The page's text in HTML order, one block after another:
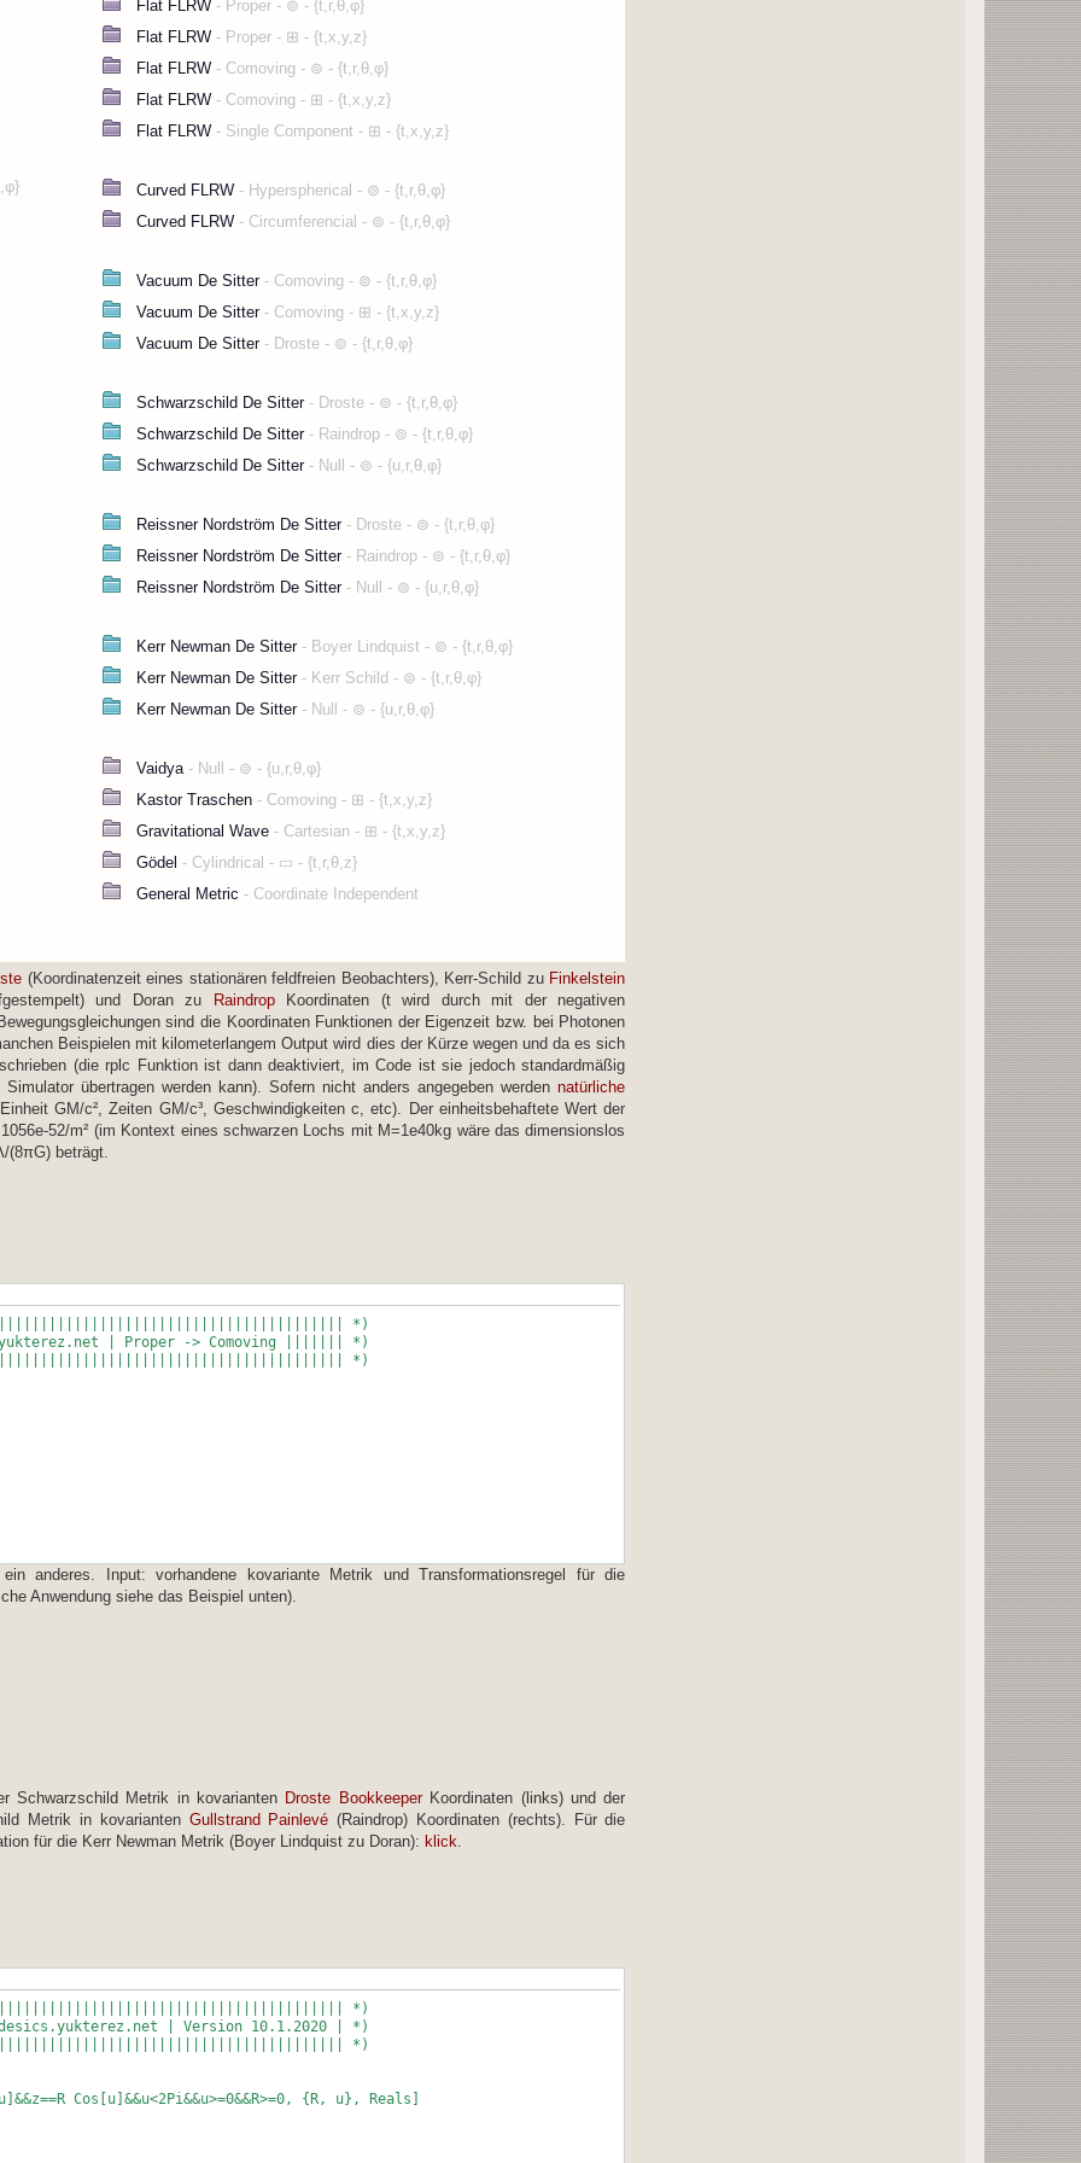
k]], x[[s]]]), {s, 1, n}]],
i] -> chr[[i, j, k]]}],
Tensor"
+
1, n}];
<> ToString[l], i] -> rmn[[i, j, k, l]]}],
Tensor *)
{j, 1, n}],
Tensor *)
1, n}];
n}]],
{j, 1, n}]]; "Ř"->Ř
-> weyl1[[i, j, k, l]]}],
j, k, l]],
l]], 0],
<> ToString[l]) -> weyl2[[i, j, k, l]]}],
ToString[l], ToString[i]] ->
Tensor"
{l, 1, n}];
1, n}]],
{j, 1, n}]]; "Ŵ"->Ŵ
Tensor"
n}]],
Tensor"
*) )c^4/8/π/G];
n}]],
von X,Y,Z"
a^2 Z^2]]/Sqrt[2]]; "r"->r
Vektorpotential"
a Z)/(r^2+a^2),Z/r};
Tensor"
x[[j]]]))], {j, 1, n}, {k, 1, n}];
k]], x[[s]]]), {s, 1, n}]],
i] -> chr[[i, j, k]]}],
Tensor"
+
1, n}];
<> ToString[l], i] -> rmn[[i, j, k, l]]}],
Tensor *)
{j, 1, n}],
Tensor *)
k]] it[[p, l]] rcv[[i, j, k, l]],
1, n}];
1, n}]],
{j, 1, n}]]; "Ř"->Ř
Skalar"
j, k, l]],
0],
-> weyl1[[i, j, k, l]]}],
j, k, l]],
0],
<> ToString[l]) -> weyl2[[i, j, k, l]]}],
l]], 0],
<> ToString[l], ToString[i]] ->
Tensor"
1, n}];
1, n}]],
(Koordinatenzeit eines stationären feldfreien Beobachters), Kerr-Schild zu Finkelstein
und Doran zu RaindropKoordinaten (t wird durch mit der negativen
sind die Koordinaten Funktionen der Eigenzeit bzw. bei Photonen
Beispielen mit kilometerlangem Output wird dies der Kürze wegen und da es sich
(die rplc Funktion ist dann deaktiviert, im Code ist sie jedoch standardmäßig
übertragen werden kann). Sofern nicht anders angegeben werdennatürliche
GM/c², Zeiten GM/c³, Geschwindigkeiten c, etc). Der einheitsbehaftete Wert der
52/m² (im Kontext eines schwarzen Lochs mit M=1e40kg wäre das dimensionslos
(8πG) beträgt.
*)
| Proper -> Comoving ||||||| *)
*)
d2[[j]]] m1[[k, s]],
anderes. Input: vorhandene kovariante Metrik und Transformationsregel für die
Anwendung siehe das Beispiel unten).
Schwarzschild Metrik in kovarianten Droste BookkeeperKoordinaten (links) und der
Metrik in kovarianten Gullstrand Painlevé (Raindrop) Koordinaten (rechts). Für die
für die Kerr Newman Metrik (Boyer Lindquist zu Doran): klick.
*)
| Version 10.1.2020 | *)
*)
Cos[u]&&u<2Pi&&u>=0&&R>=0, {R, u}, Reals]